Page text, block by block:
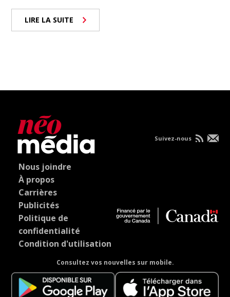
LIRE LA SUITE
Nous joindre
À propos
Carrières
Publicités
Politique de
confidentialité
Condition d'utilisation
Consultez vos nouvelles sur mobile.
Suivez-nous